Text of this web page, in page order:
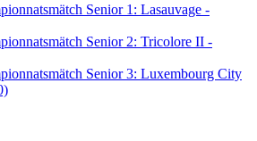
Senior 1: Lasauvage -
Senior 2: Tricolore II -
Senior 3: Luxembourg City